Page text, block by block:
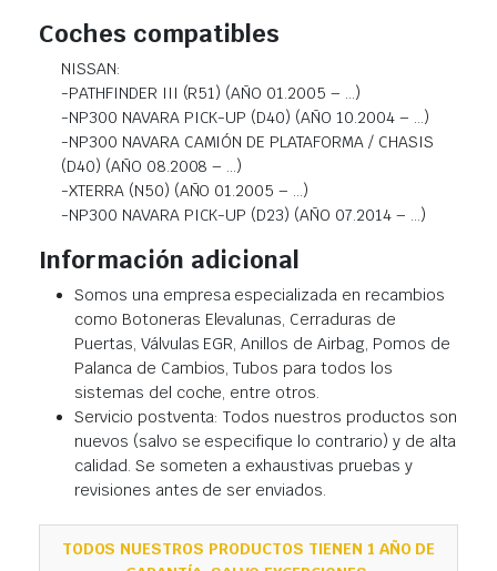
Coches compatibles
NISSAN:
-PATHFINDER III (R51) (AÑO 01.2005 – …)
-NP300 NAVARA PICK-UP (D40) (AÑO 10.2004 – …)
-NP300 NAVARA CAMIÓN DE PLATAFORMA / CHASIS
(D40) (AÑO 08.2008 – …)
-XTERRA (N50) (AÑO 01.2005 – …)
-NP300 NAVARA PICK-UP (D23) (AÑO 07.2014 – …)
Información adicional
Somos una empresa especializada en recambios
como Botoneras Elevalunas, Cerraduras de
Puertas, Válvulas EGR, Anillos de Airbag, Pomos de
Palanca de Cambios, Tubos para todos los
sistemas del coche, entre otros.
Servicio postventa: Todos nuestros productos son
nuevos (salvo se especifique lo contrario) y de alta
calidad. Se someten a exhaustivas pruebas y
revisiones antes de ser enviados.
TODOS NUESTROS PRODUCTOS TIENEN 1 AÑO DE